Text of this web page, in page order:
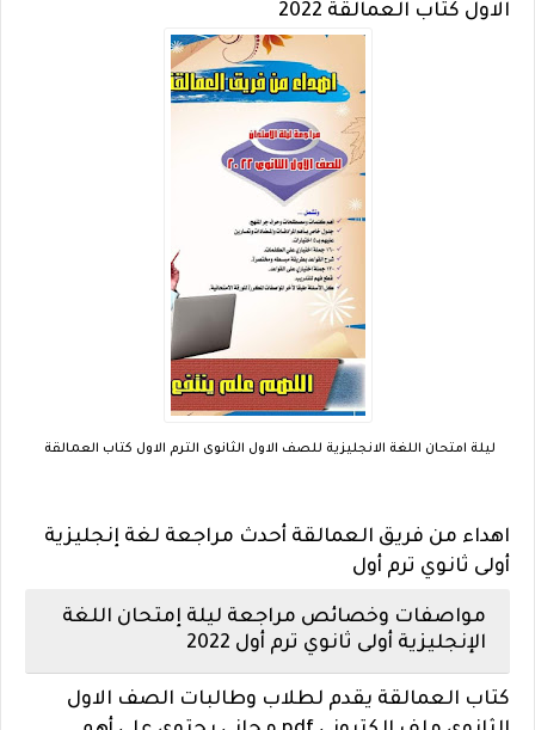
الاول كتاب العمالقة 2022
ليلة امتحان اللغة الانجليزية للصف الاول الثانوى الترم الاول كتاب العمالقة
اهداء من فريق العمالقة أحدث مراجعة لغة إنجليزية
أولى ثانوي ترم أول
مواصفات وخصائص مراجعة ليلة إمتحان اللغة
الإنجليزية أولى ثانوي ترم أول 2022
كتاب العمالقة يقدم لطلاب وطالبات الصف الاول